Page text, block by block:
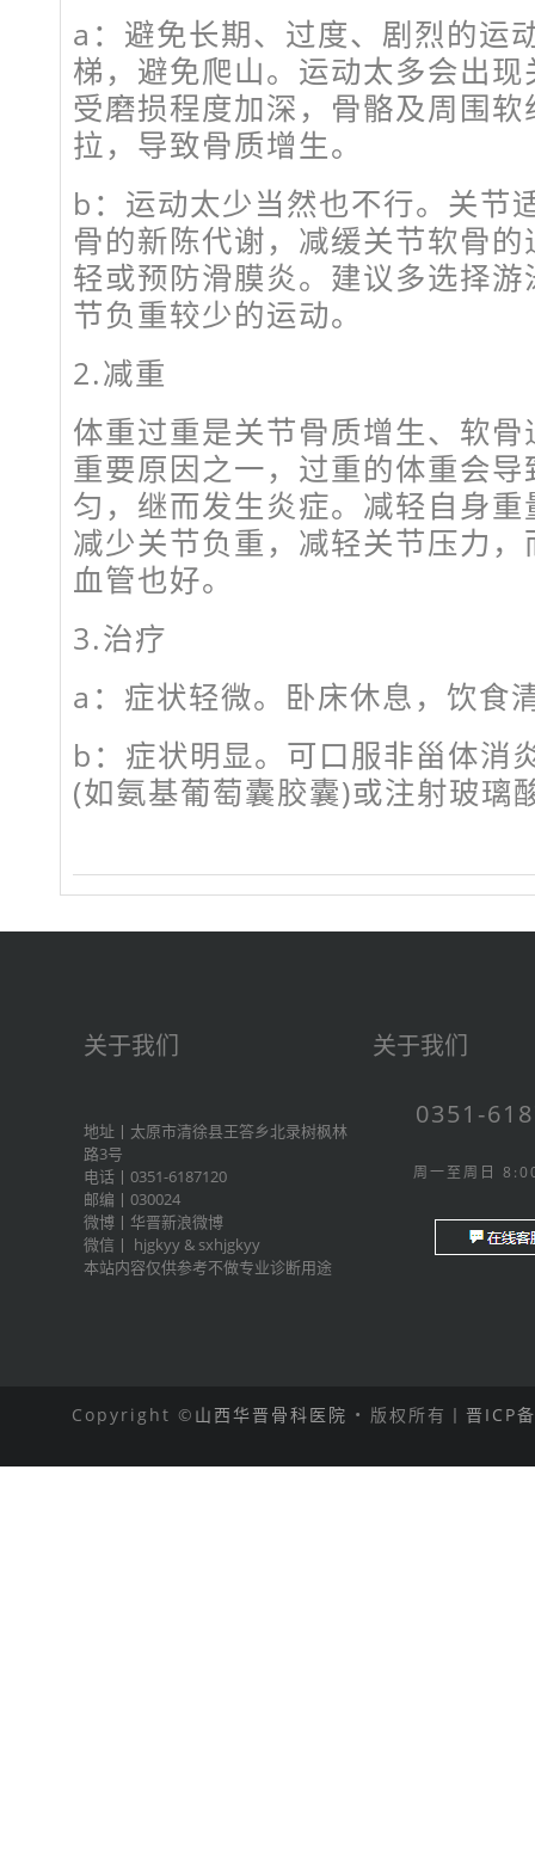
a：避免长期、过度、剧烈的运
梯，避免爬山。运动太多会出
受磨损程度加深，骨骼及周围
拉，导致骨质增生。
b：运动太少当然也不行。关节
骨的新陈代谢，减缓关节软骨
轻或预防滑膜炎。建议多选择
节负重较少的运动。
2.减重
体重过重是关节骨质增生、软
重要原因之一，过重的体重会
匀，继而发生炎症。减轻自身
减少关节负重，减轻关节压力
血管也好。
3.治疗
a：症状轻微。卧床休息，饮食
b：症状明显。可口服非甾体消
(如氨基葡萄囊胶囊)或注射玻璃
关于我们
地址丨太原市清徐县王答乡北录树枫林
路3号
电话丨0351-6187120
邮编丨030024
微博丨 华晋新浪微博
微信丨 hjgkyy & sxhjgkyy
本站内容仅供参考不做专业诊断用途
关于我们
0351-
周一至周日
Copyright © 山西华晋骨科医院 • 版权所有丨 晋ICP